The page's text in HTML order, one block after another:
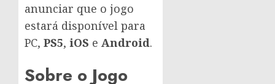
anunciar que o jogo
estará disponível para
PC, PS5, iOS e Android.
Sobre o Jogo